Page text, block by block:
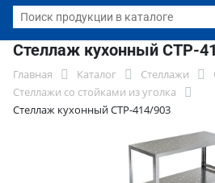
Стеллаж кухонный СТР-
Главная Каталог Стеллажи
Стеллажи со стойками из уголка
Стеллаж кухонный СТР-414/903